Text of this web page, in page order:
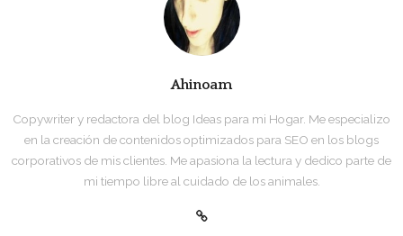
Ahinoam
Copywriter y redactora del blog Ideas para mi Hogar. Me especializo
en la creación de contenidos optimizados para SEO en los blogs
corporativos de mis clientes. Me apasiona la lectura y dedico parte de
mi tiempo libre al cuidado de los animales.